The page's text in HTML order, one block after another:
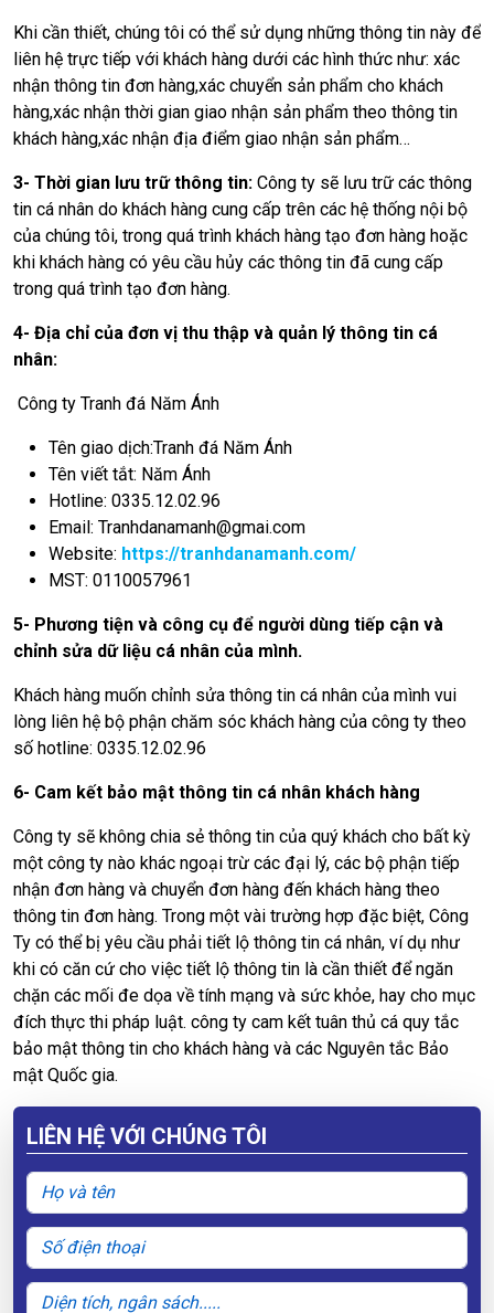
Khi cần thiết, chúng tôi có thể sử dụng những thông tin này để
liên hệ trực tiếp với khách hàng dưới các hình thức như: xác
nhận thông tin đơn hàng,xác chuyển sản phẩm cho khách
hàng,xác nhận thời gian giao nhận sản phẩm theo thông tin
khách hàng,xác nhận địa điểm giao nhận sản phẩm…
3- Thời gian lưu trữ thông tin: Công ty sẽ lưu trữ các thông
tin cá nhân do khách hàng cung cấp trên các hệ thống nội bộ
của chúng tôi, trong quá trình khách hàng tạo đơn hàng hoặc
khi khách hàng có yêu cầu hủy các thông tin đã cung cấp
trong quá trình tạo đơn hàng.
4- Địa chỉ của đơn vị thu thập và quản lý thông tin cá
nhân:
Công ty Tranh đá Năm Ánh
Tên giao dịch:Tranh đá Năm Ánh
Tên viết tắt: Năm Ánh
Hotline: 0335.12.02.96
Email: Tranhdanamanh@gmai.com
Website: https://tranhdanamanh.com/
MST: 0110057961
5- Phương tiện và công cụ để người dùng tiếp cận và
chỉnh sửa dữ liệu cá nhân của mình.
Khách hàng muốn chỉnh sửa thông tin cá nhân của mình vui
lòng liên hệ bộ phận chăm sóc khách hàng của công ty theo
số hotline: 0335.12.02.96
6- Cam kết bảo mật thông tin cá nhân khách hàng
Công ty sẽ không chia sẻ thông tin của quý khách cho bất kỳ
một công ty nào khác ngoại trừ các đại lý, các bộ phận tiếp
nhận đơn hàng và chuyển đơn hàng đến khách hàng theo
thông tin đơn hàng. Trong một vài trường hợp đặc biệt, Công
Ty có thể bị yêu cầu phải tiết lộ thông tin cá nhân, ví dụ như
khi có căn cứ cho việc tiết lộ thông tin là cần thiết để ngăn
chặn các mối đe dọa về tính mạng và sức khỏe, hay cho mục
đích thực thi pháp luật. công ty cam kết tuân thủ cá quy tắc
bảo mật thông tin cho khách hàng và các Nguyên tắc Bảo
mật Quốc gia.
LIÊN HỆ VỚI CHÚNG TÔI